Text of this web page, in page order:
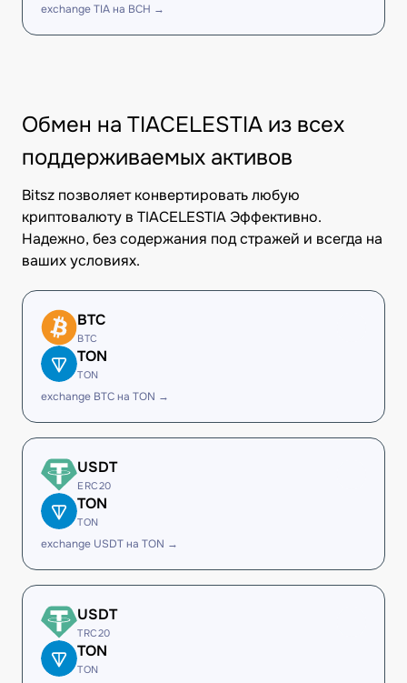
exchange TIA на BCH →
Обмен на TIACELESTIA из всех
поддерживаемых активов
Bitsz позволяет конвертировать любую
криптовалюту в TIACELESTIA Эффективно.
Надежно, без содержания под стражей и всегда на
ваших условиях.
BTC
BTC
TON
TON
exchange BTC на TON →
USDT
ERC20
TON
TON
exchange USDT на TON →
USDT
TRC20
TON
TON